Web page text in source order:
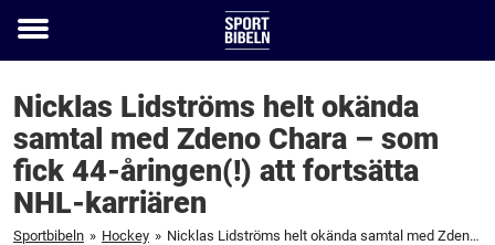
Toggle
Nicklas Lidströms helt okända
samtal med Zdeno Chara – som
fick 44-åringen(!) att fortsätta
NHL-karriären
Sportbibeln » Hockey » Nicklas Lidströms helt okända samtal med Zdeno Chara – som fick 44-åringen(!) att fortsätta NHL-karriären